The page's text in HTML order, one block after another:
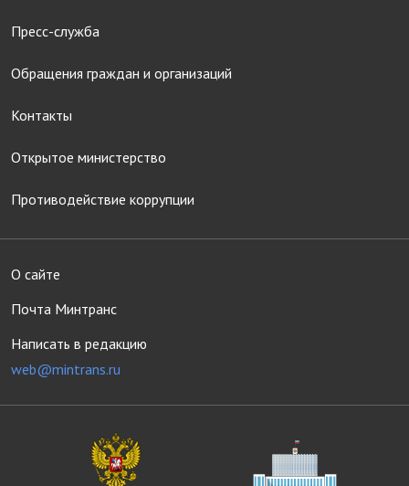
Пресс-служба
Обращения граждан и организаций
Контакты
Открытое министерство
Противодействие коррупции
О сайте
Почта Минтранс
Написать в редакцию
web@mintrans.ru